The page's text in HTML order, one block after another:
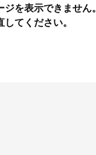
を表示できません。
てください。